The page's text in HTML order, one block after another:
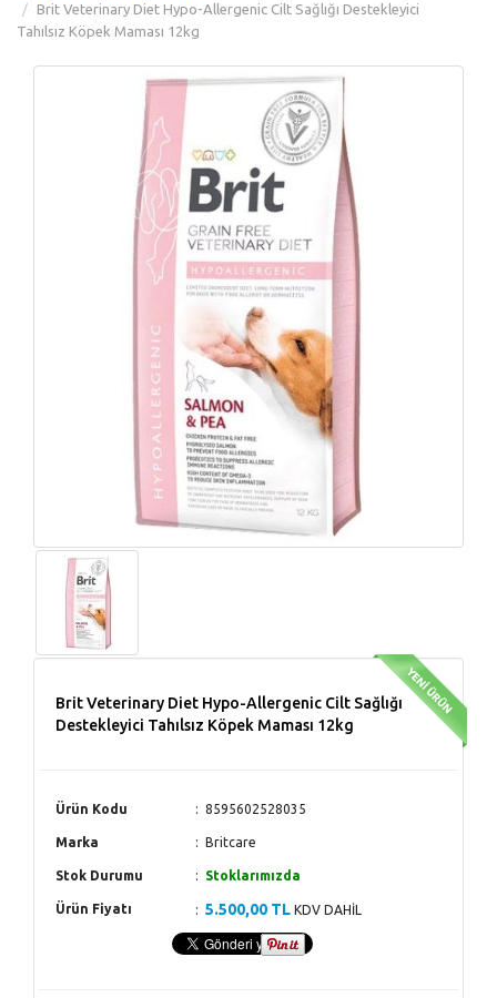
Brit Veterinary Diet Hypo-Allergenic Cilt Sağlığı Destekleyici
Tahılsız Köpek Maması 12kg
Brit Veterinary Diet Hypo-Allergenic Cilt Sağlığı
Destekleyici Tahılsız Köpek Maması 12kg
Ürün Kodu 8595602528035
Marka Britcare
Stok Durumu Stoklarımızda
Ürün Fiyatı 5.500,00 TL KDV DAHİL